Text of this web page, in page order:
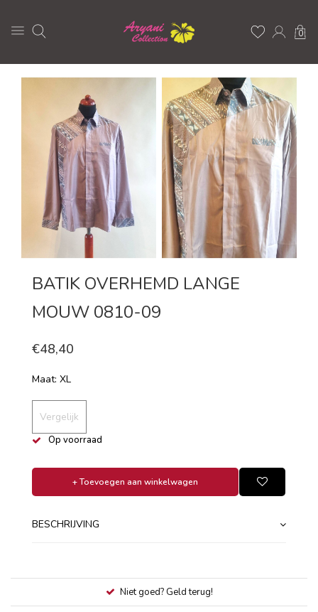
0
BATIK OVERHEMD LANGE
MOUW 0810-09
€48,40
Maat: XL
Vergelijk
Op voorraad
+ Toevoegen aan winkelwagen
BESCHRIJVING
Niet goed? Geld terug!